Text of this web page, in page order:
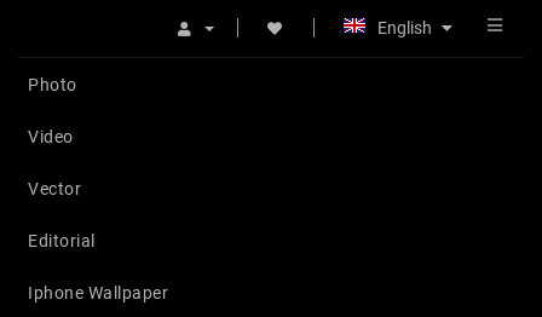
English
Photo
Video
Vector
Editorial
Iphone Wallpaper